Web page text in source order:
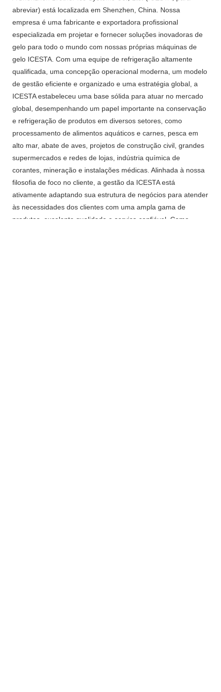
abreviar) está localizada em Shenzhen, China. Nossa
empresa é uma fabricante e exportadora profissional
especializada em projetar e fornecer soluções inovadoras de
gelo para todo o mundo com nossas próprias máquinas de
gelo ICESTA. Com uma equipe de refrigeração altamente
qualificada, uma concepção operacional moderna, um modelo
de gestão eficiente e organizado e uma estratégia global, a
ICESTA estabeleceu uma base sólida para atuar no mercado
global, desempenhando um papel importante na conservação
e refrigeração de produtos em diversos setores, como
processamento de alimentos aquáticos e carnes, pesca em
alto mar, abate de aves, projetos de construção civil, grandes
supermercados e redes de lojas, indústria química de
corantes, mineração e instalações médicas. Alinhada à nossa
filosofia de foco no cliente, a gestão da ICESTA está
ativamente adaptando sua estrutura de negócios para atender
às necessidades dos clientes com uma ampla gama de
produtos, excelente qualidade e serviço confiável. Como